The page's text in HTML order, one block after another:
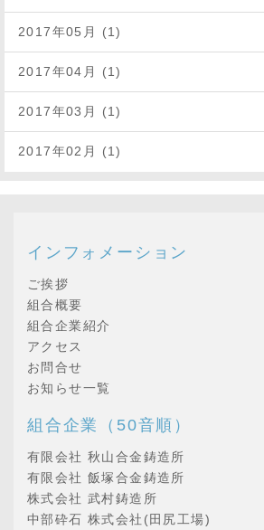
2017年05月 (1)
2017年04月 (1)
2017年03月 (1)
2017年02月 (1)
インフォメーション
ご挨拶
組合概要
組合企業紹介
アクセス
お問合せ
お知らせ一覧
組合企業（50音順）
有限会社 秋山合金鋳造所
有限会社 飯塚合金鋳造所
株式会社 武村鋳造所
中部砕石 株式会社(田尻工場)